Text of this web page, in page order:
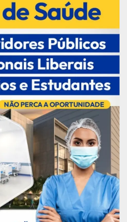
a PF, as
em meados de
como Marinha,
Ibama e as
de Brasília e do Ceará.
vazamento estão sujeitos a
e quebra de contrato,
a prisão de um a cinco
meses a um ano e
visa impor aos
pessoas jurídicas, as
previsto no art. 54 da
o crime do art. 68 da